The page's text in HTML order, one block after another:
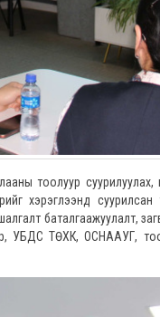
тоолуур суурилуулах,
хэрэглээнд
баталгаажуулалт,
УБДС ТӨХК, ОСНААУГ,